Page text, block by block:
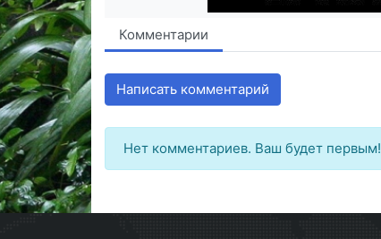
Комментарии
Написать комментарий
Нет комментариев. Ваш будет первым!